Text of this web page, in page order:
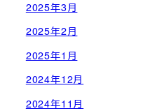
2025年3月
2025年2月
2025年1月
2024年12月
2024年11月